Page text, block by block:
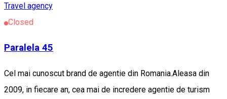
Travel agency
Closed
Paralela 45
Cel mai cunoscut brand de agentie din Romania.Aleasa din
2009, in fiecare an, cea mai de incredere agentie de turism